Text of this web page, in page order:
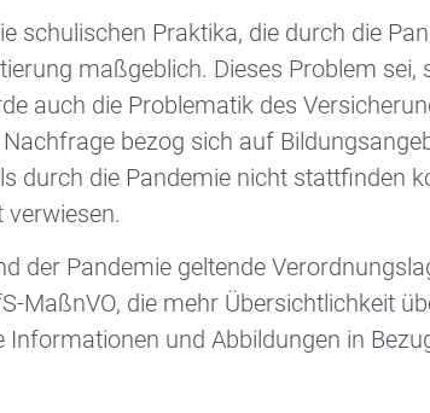
schulischen Praktika, die durch die
maßgeblich. Dieses Problem
auch die Problematik des
bezog sich auf
durch die Pandemie nicht stattfinden
verwiesen.
der Pandemie geltende
MaßnVO, die mehr Übersichtlichkeit
und Abbildungen in